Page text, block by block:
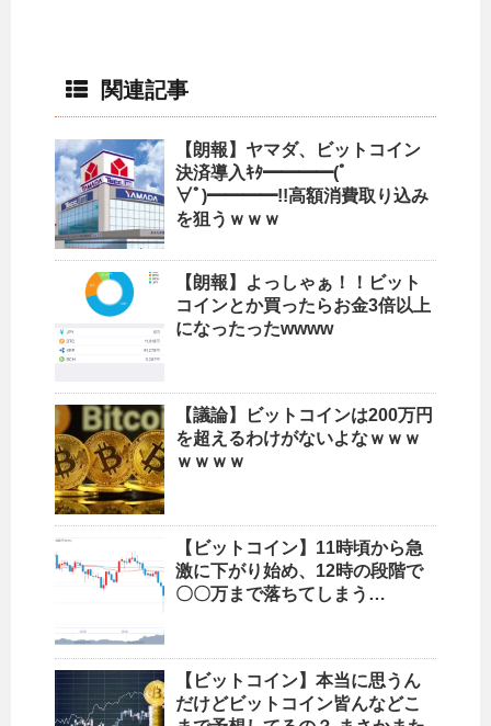
関連記事
【朗報】ヤマダ、ビットコイン
決済導入ｷﾀ━━━━(ﾟ
∀ﾟ)━━━━!!高額消費取り込み
を狙うｗｗｗ
【朗報】よっしゃぁ！！ビット
コインとか買ったらお金3倍以上
になったったwwww
【議論】ビットコインは200万円
を超えるわけがないよなｗｗｗ
ｗｗｗｗ
【ビットコイン】11時頃から急
激に下がり始め、12時の段階で
〇〇万まで落ちてしまう…
【ビットコイン】本当に思うん
だけどビットコイン皆んなどこ